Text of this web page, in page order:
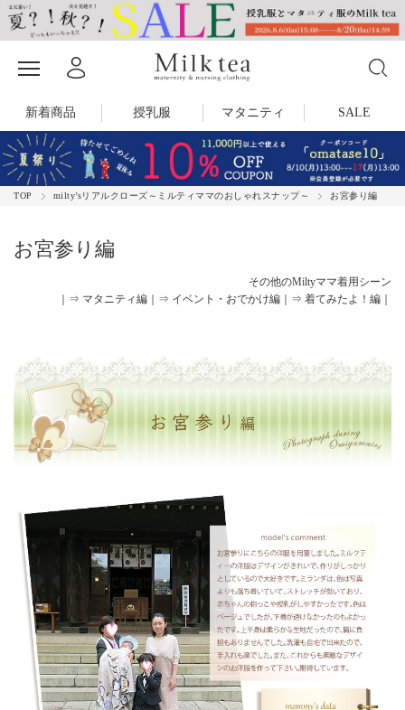
新着商品 授乳服 マタニティ SALE
TOP milty’sリアルクローズ～ミルティママのおしゃれスナップ～ お宮参り編
お宮参り編
その他のMiltyママ着用シーン
｜ ⇒ マタニティ編 ｜ ⇒ イベント・おでかけ編 ｜ ⇒ 着てみたよ！編 ｜